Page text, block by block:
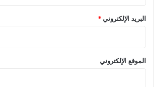
البريد الإلكتروني*
الموقع الإلكتروني